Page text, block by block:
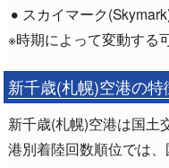
スカイマーク
※時期によって変動する
新千歳(札幌)空港の特
新千歳(札幌)空港は国土
港別着陸回数順位では、